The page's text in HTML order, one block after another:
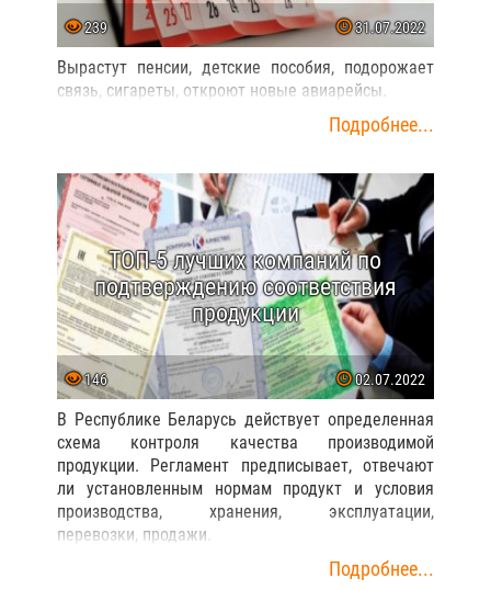
239 31.07.2022
Вырастут пенсии, детские пособия, подорожает
связь, сигареты, откроют новые авиарейсы.
Подробнее...
ТОП-5 лучших компаний по
подтверждению соответствия
продукции
146 02.07.2022
В Республике Беларусь действует определенная
схема контроля качества производимой
продукции. Регламент предписывает, отвечают
ли установленным нормам продукт и условия
производства, хранения, эксплуатации,
перевозки, продажи.
Подробнее...